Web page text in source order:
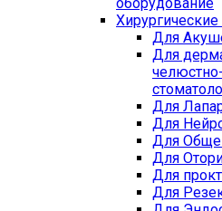
Для
Для
Для
Для
Для
Для
Для
Для